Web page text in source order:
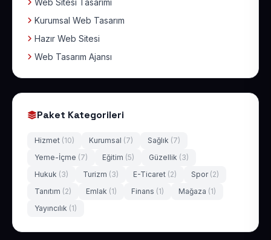
Web Sitesi Tasarımı
Kurumsal Web Tasarım
Hazır Web Sitesi
Web Tasarım Ajansı
Paket Kategorileri
Hizmet (10) Kurumsal (7) Sağlık (7)
Yeme-İçme (7) Eğitim (5) Güzellik (3)
Hukuk (3) Turizm (3) E-Ticaret (2) Spor (2)
Tanıtım (2) Emlak (1) Finans (1) Mağaza (1)
Yayıncılık (1)